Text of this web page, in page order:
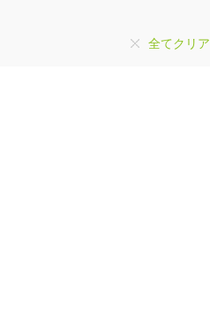
全てクリア